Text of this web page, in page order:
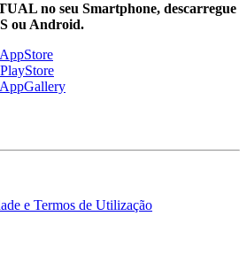
no seu Smartphone, descarregue
ou Android.
e Termos de Utilização